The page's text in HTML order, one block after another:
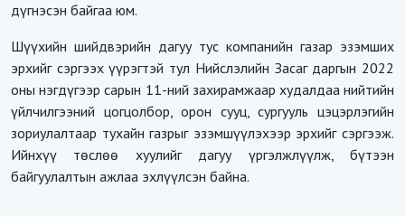
дүгнэсэн байгаа юм.
Шүүхийн шийдвэрийн дагуу тус компанийн газар эзэмших
эрхийг сэргээх үүрэгтэй тул Нийслэлийн Засаг даргын 2022
оны нэгдүгээр сарын 11-ний захирамжаар худалдаа нийтийн
үйлчилгээний цогцолбор, орон сууц, сургууль цэцэрлэгийн
зориулалтаар тухайн газрыг эзэмшүүлэхээр эрхийг сэргээж.
Ийнхүү төслөө хуулийг дагуу үргэлжлүүлж, бүтээн
байгуулалтын ажлаа эхлүүлсэн байна.